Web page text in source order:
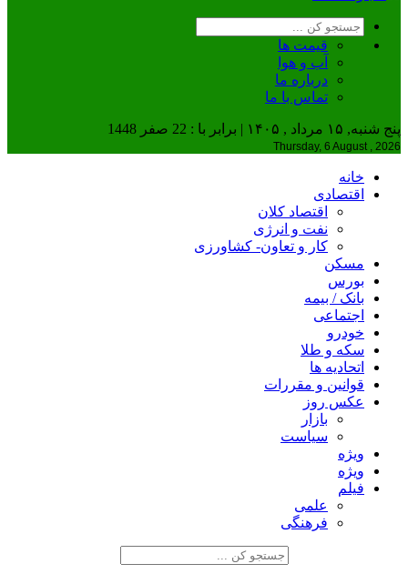
قیمت ها
آب و هوا
درباره ما
تماس با ما
پنج شنبه, ۱۵ مرداد , ۱۴۰۵ | برابر با : 22 صفر 1448
Thursday, 6 August , 2026
خانه
اقتصادی
اقتصاد کلان
نفت و انرژی
کار و تعاون- کشاورزی
مسکن
بورس
بانک / بیمه
اجتماعی
خودرو
سکه و طلا
اتحادیه ها
قوانین و مقررات
عکس روز
بازار
سیاست
ویژه
ویژه
فیلم
علمی
فرهنگی